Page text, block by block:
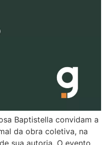
Baptistella convidam a
da obra coletiva, na
sua autoria. O evento